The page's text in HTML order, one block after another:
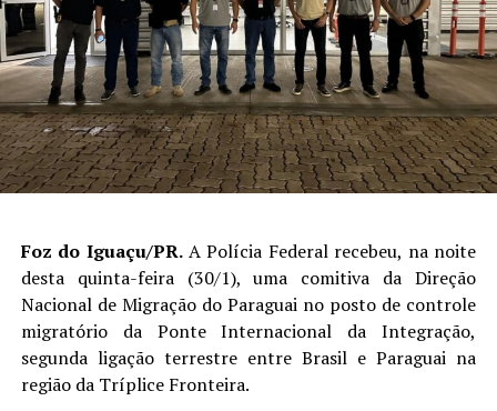
Foz do Iguaçu/PR.A Polícia Federal recebeu, na noite
desta quinta-feira (30/1), uma comitiva da Direção
Nacional de Migração do Paraguai no posto de controle
migratório da Ponte Internacional da Integração,
segunda ligação terrestre entre Brasil e Paraguai na
região da Tríplice Fronteira.